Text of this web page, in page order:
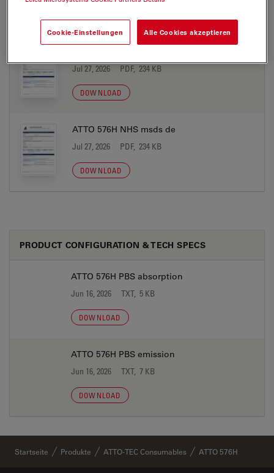
Jul 27, 2026 PDF, 234 KB
DOWNLOAD
ATTO 576H NHS msds de
Jul 27, 2026 PDF, 234 KB
DOWNLOAD
PRODUCT CONFIGURATION & TECH SPECS
ATTO 576H PBS absorption
Jun 16, 2026 TXT, 5 KB
DOWNLOAD
ATTO 576H PBS emission
Jun 16, 2026 TXT, 7 KB
DOWNLOAD
Startseite Produkte ATTO-TEC Consumables ATTO 576H
Cookie-Einstellungen Alle Cookies akzeptieren